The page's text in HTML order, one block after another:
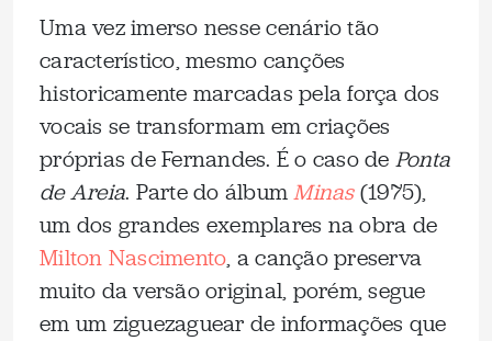
Uma vez imerso nesse cenário tão
característico, mesmo canções
historicamente marcadas pela força dos
vocais se transformam em criações
próprias de Fernandes. É o caso de Ponta
de Areia. Parte do álbumMinas(1975),
um dos grandes exemplares na obra de
Milton Nascimento, a canção preserva
muito da versão original, porém, segue
em um ziguezaguear de informações que